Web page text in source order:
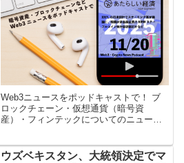
ニュース）
Web3ニュースをポッドキャストで！ ブ
ロックチェーン・仮想通貨（暗号資
産）・フィンテックについてのニュース
Apple Podcast、Spotif […]
ウズベキスタン、大統領決定でマ